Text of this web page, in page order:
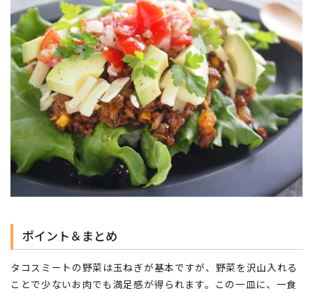
ポイント＆まとめ
タコスミートの野菜は玉ねぎが基本ですが、野菜を沢山入れる
ことで少ないお肉でも満足感が得られます。この一皿に、一食